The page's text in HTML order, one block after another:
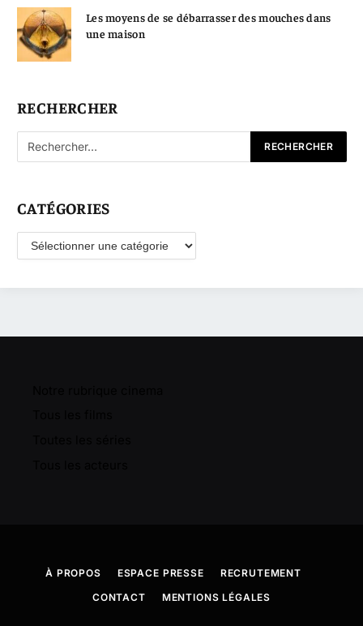
Les moyens de se débarrasser des mouches dans
une maison
RECHERCHER
CATÉGORIES
Catégories
À PROPOS ESPACE PRESSE
RECRUTEMENT
CONTACT
MENTIONS LÉGALES